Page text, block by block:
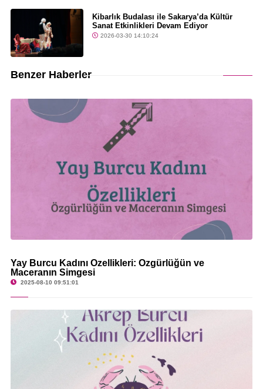
Kibarlık Budalası ile Sakarya’da Kültür
Sanat Etkinlikleri Devam Ediyor
2026-03-30 14:10:24
Benzer Haberler
Yay Burcu Kadını Özellikleri: Özgürlüğün ve
Maceranın Simgesi
2025-08-10 09:51:01